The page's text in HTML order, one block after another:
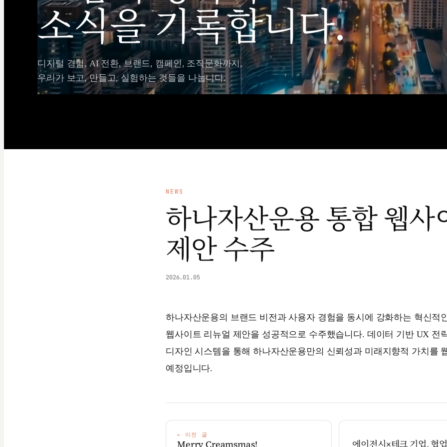
소식을 기록합니다.
디지털 경험, AI 전환, 브랜드, 캠페인, 조직문화까지,
우리가 보고, 만들고, 실험하는 것들을 나눕니다.
NEWS
하나자산운용 통합 웹사
제안 수주
2026.01.05
하나자산운용의 브랜드 비전과 사용자 경험을 동시에 강화하는 혁신적
웹사이트 리뉴얼 제안을 성공적으로 수주했습니다. 데이터 기반 UX 전
디자인 시스템을 통해 하나자산운용만의 신뢰성과 미래지향적 가치를
예정입니다.
← 이전 글
Merry Creamsmas! 에이전시×테크 기업, 협